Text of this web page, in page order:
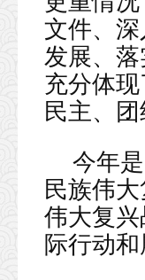
文件、
发展、
充分体
民主、
今年
民族伟
伟大复
际行动